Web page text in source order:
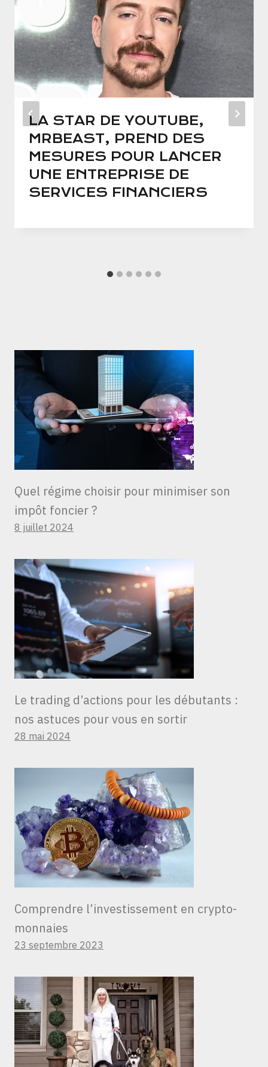
LA STAR DE YOUTUBE,
MRBEAST, PREND DES
MESURES POUR LANCER
UNE ENTREPRISE DE
SERVICES FINANCIERS
Quel régime choisir pour minimiser son
impôt foncier ?
8 juillet 2024
Le trading d’actions pour les débutants :
nos astuces pour vous en sortir
28 mai 2024
Comprendre l’investissement en crypto-
monnaies
23 septembre 2023